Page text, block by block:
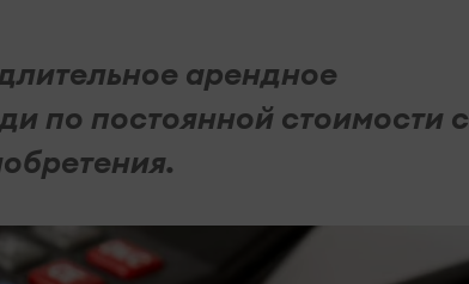
арендное
по постоянной стоимости с